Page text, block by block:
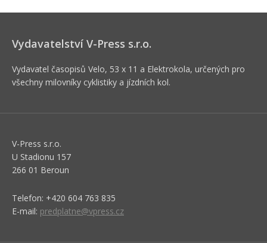
Vydavatelství V-Press s.r.o.
Vydavatel časopisů Velo, 53 x 11 a Elektrokola, určených pro
všechny milovníky cyklistiky a jízdních kol.
V-Press s.r.o.
U Stadionu 157
266 01 Beroun
Telefon: +420 604 763 835
E-mail: predplatne@vpress.cz